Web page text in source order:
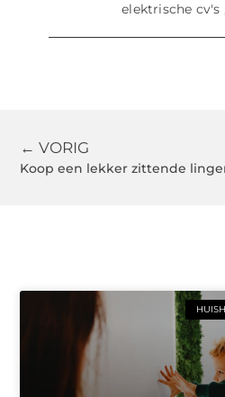
elektrische cv's
← VORIG
Koop een lekker zittende